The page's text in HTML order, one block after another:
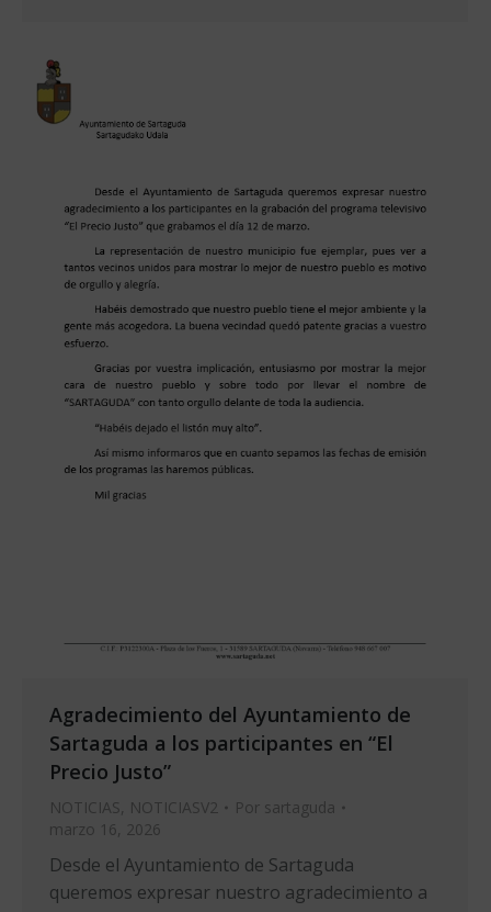
Agradecimiento del Ayuntamiento de
Sartaguda a los participantes en “El
Precio Justo”
NOTICIAS NOTICIASV2 Por sartaguda
marzo 16, 2026
Desde el Ayuntamiento de Sartaguda
queremos expresar nuestro agradecimiento a